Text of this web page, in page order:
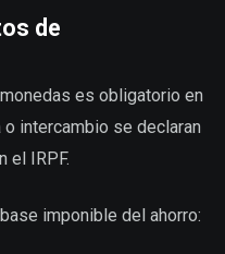
de
es obligatorio en
o intercambio se declaran
el IRPF.
imponible del ahorro: